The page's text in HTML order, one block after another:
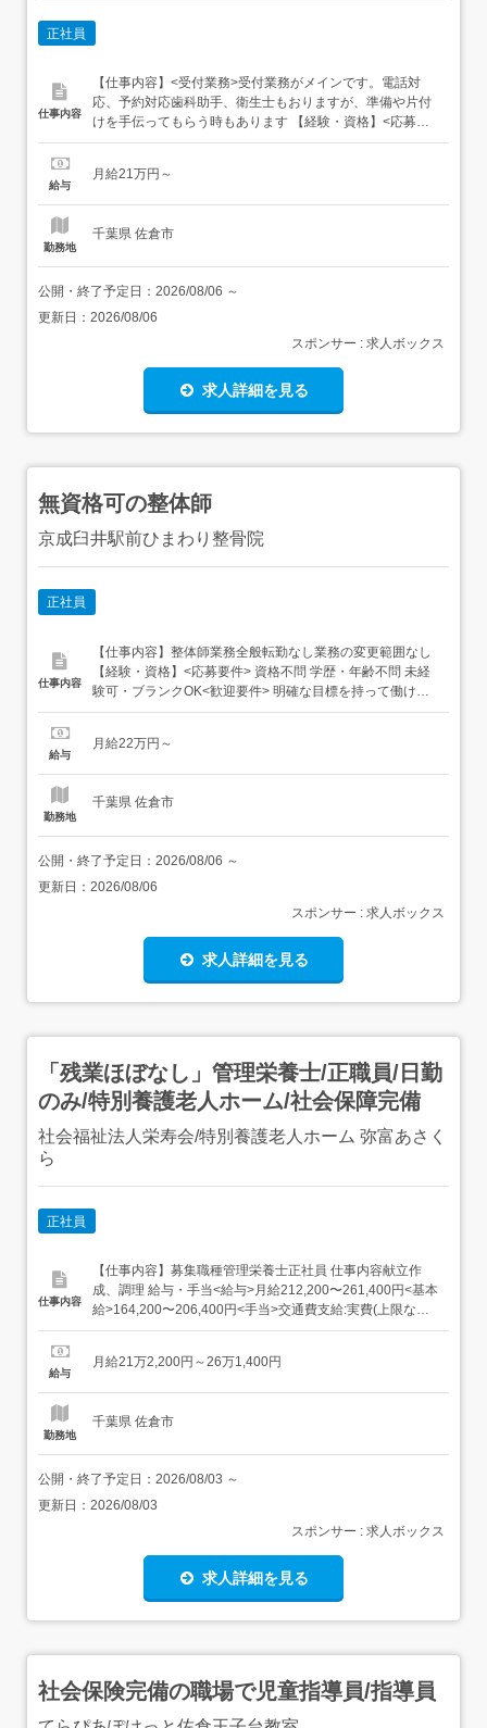
正社員
仕事内容
【仕事内容】<受付業務>受付業務がメインです。電話対
応、予約対応歯科助手、衛生士もおりますが、準備や片付
けを手伝ってもらう時もあります 【経験・資格】<応募要
件>無資格可未経験、ブランクのある方も安心して働けま
など考慮させていただきます。能力は、技能だけでなく、
給与
月給21万円～
勤務地
千葉県 佐倉市
公開・終了予定日： 2026/08/06 ～
更新日： 2026/08/06
スポンサー : 求人ボックス
求人詳細を見る
無資格可の整体師
京成臼井駅前ひまわり整骨院
正社員
仕事内容
【仕事内容】整体師業務全般転勤なし業務の変更範囲なし
【経験・資格】<応募要件> 資格不問 学歴・年齢不問 未経
験可・ブランクOK<歓迎要件> 明確な目標を持って働ける
人 素直・正直な人 【給与】月給 220,000円 〜 <給与の備
代 32,000円(20時間分、超過分は法定通り支給) 通勤...
給与
月給22万円～
勤務地
千葉県 佐倉市
公開・終了予定日： 2026/08/06 ～
更新日： 2026/08/06
スポンサー : 求人ボックス
求人詳細を見る
「残業ほぼなし」管理栄養士/正職員/日勤
のみ/特別養護老人ホーム/社会保障完備
社会福祉法人栄寿会/特別養護老人ホーム 弥富あさく
ら
正社員
仕事内容
【仕事内容】募集職種管理栄養士正社員 仕事内容献立作
成、調理 給与・手当<給与>月給212,200〜261,400円<基本
給>164,200〜206,400円<手当>交通費支給:実費(上限なし)
資格手当:20,000円調整手当:5,000〜12,000円その他手
子:1,500円交通費...
給与
月給21万2,200円～26万1,400円
勤務地
千葉県 佐倉市
公開・終了予定日： 2026/08/03 ～
更新日： 2026/08/03
スポンサー : 求人ボックス
求人詳細を見る
社会保険完備の職場で児童指導員/指導員